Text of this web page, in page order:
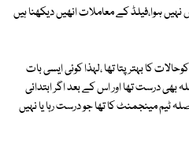
ہوا،فیلڈ کے معاملات انھیں دیکھنا ہیں
کا بہتر پتا تھا ،لہذا کوئی ایسی بات
بھی درست تھا اور اس کے بعد اگر ابتدائی
ٹیم مینجمنٹ کا تھا جو درست رہا یا نہیں